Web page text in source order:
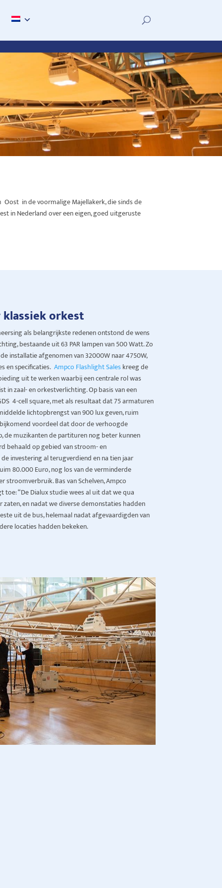
Oost in devoormaligeMajellakerk, diesindsde
in Nederland over een eigen, goed uitgeruste
orkest
als belangrijkste redenen ontstond de wens
bestaande uit 63 PAR lampen van 500 Watt. Zo
installatie afgenomen van 32000W naar 4750W,
en specificaties. Ampco Flashlight Saleskreeg de
uit te werken waarbij een centrale rol was
in zaal- en orkestverlichting. Op basis van een
4-cell square, met als resultaat dat 75 armaturen
lichtopbrengst van 900 lux geven, ruim
voordeel dat door de verhoogde
de muzikanten de partituren nog beter kunnen
behaald op gebied van stroom- en
investering al terugverdiend en na tien jaar
80.000 Euro, nog los van de verminderde
stroomverbruik. Bas van Schelven, Ampco
toe: “De Dialux studie wees al uit dat we qua
en nadat we diverse demonstaties hadden
uit de bus, helemaal nadat afgevaardigden van
locaties hadden bekeken.